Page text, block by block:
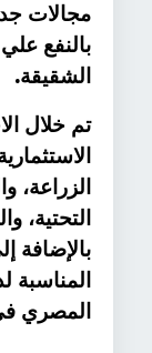
مجالات
بالنفع
الشقيقة.
تم خلال
الزراعة،
التحتية،
بالإضافة
المصري